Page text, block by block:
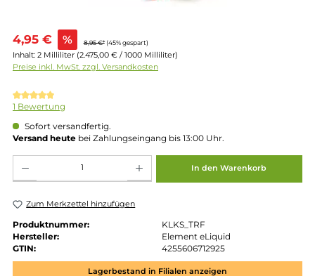
Verkaufspreis:
Inhalt:2 Milliliter
Preise inkl. MwSt. zzgl. Versandkosten
Durchschnittliche Bewertung von 5 von 5 Sternen
1 Bewertung
Produkt Anzahl: Gib den gewünschten Wert ein oder benutze die Schaltflächen um
Zum Merkzettel hinzufügen